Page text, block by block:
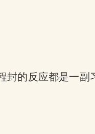
封的反应都是一副